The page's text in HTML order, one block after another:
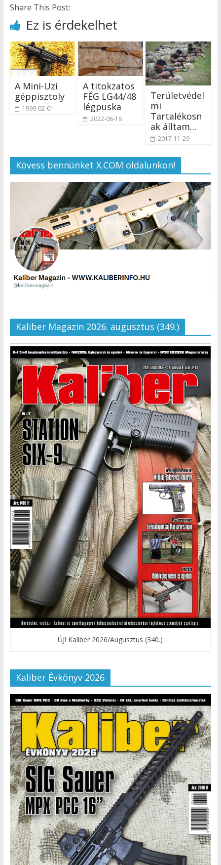
Share This Post:
Ez is érdekelhet
A Mini-Uzi
géppisztoly
1999-02-01
A titokzatos
FÉG LG44/48
légpuska
2022-06-16
Területvédel
mi
Tartalékosn
ak álltam…
2017-11-29
Kövess bennünket X.COM oldalunkon!
Kaliber Magazin 2026. augusztus (349.)
ÚJ! Kaliber 2026/Augusztus (340.)
Kaliber Évkönyv 2026